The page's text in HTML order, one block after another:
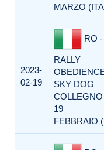
MARZO
2023-
02-19
RO -
RALLY
SKY DOG
19
FEBBRAIO